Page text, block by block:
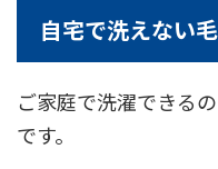
自宅で洗えない
ご家庭で洗濯できる
です。